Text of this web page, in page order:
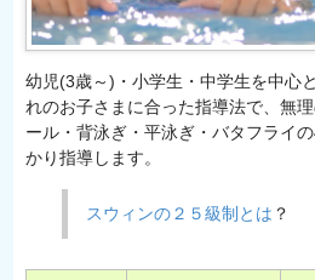
幼児(3歳～)・小学生・中学生を中心
れのお子さまに合った指導法で、無
ール・背泳ぎ・平泳ぎ・バタフライ
かり指導します。
スウィンの２５級制とは ？